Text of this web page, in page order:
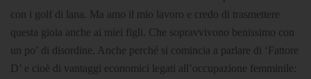
con i golf di lana. Ma amo il mio lavoro e credo di trasmettere
questa gioia anche ai miei figli. Che sopravvivono benissimo con
un po’ di disordine. Anche perché si comincia a parlare di ‘Fattore
D’ e cioè di vantaggi economici legati all’occupazione femminile: